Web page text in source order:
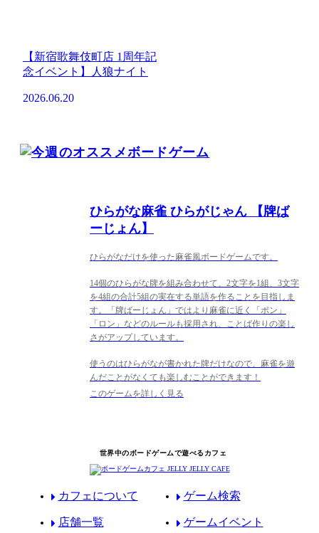
【新宿歌舞伎町店 1周年記
念イベント】人狼ナイト
2026.06.20
ひらがな麻雀 ひらがじゃん 【牌ば
ーじょん】
ひらがなだけを使った麻雀風ボードゲームです。
14個のひらがな牌を組み合わせて、2文字を1組、3文字
を4組の合計5組の実在する単語を作ることを目指しま
す。「牌ばーじょん」ではより麻雀に近く「ポン」
「ロン」などのルールも採用され、ことば作りの楽し
さがアップしています。
使うのはひらがなが書かれた牌だけなので、麻雀を遊
んだことがなくても楽しむことができます！
このゲームを詳しく見る
世界中のボードゲームで遊べるカフェ
カフェについて ゲーム検索
店舗一覧 ゲームイベント